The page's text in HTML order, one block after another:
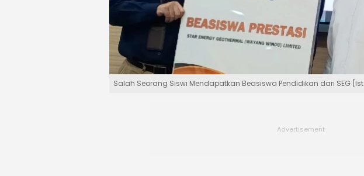
Salah Seorang Siswi Mendapatkan Beasiswa Pendidikan dari SEG [Ist]